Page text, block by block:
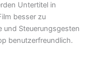
Untertitel in
besser zu
und Steuerungsgesten
benutzerfreundlich.